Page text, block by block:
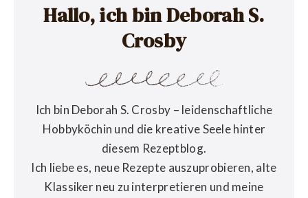
Hallo, ich bin Deborah S.
Crosby
Ich bin Deborah S. Crosby – leidenschaftliche
Hobbyköchin und die kreative Seele hinter
diesem Rezeptblog.
Ich liebe es, neue Rezepte auszuprobieren, alte
Klassiker neu zu interpretieren und meine